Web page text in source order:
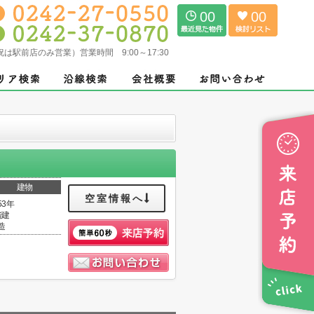
は駅前店のみ営業）営業時間 9:00～17:30
00 00
建物
年
建
空室情報へ